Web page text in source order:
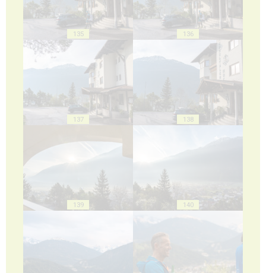
135 136
137 138
139 140